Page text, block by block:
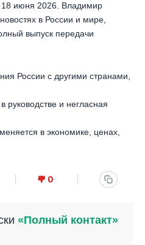
18 июня 2026. Владимир
в России и мире,
выпуск передачи
России с другими странами,
руководстве и негласная
в экономике, ценах,
0
«Полный контакт»